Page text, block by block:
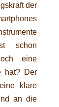
der
schon
eine
hat? Der
klare
an die